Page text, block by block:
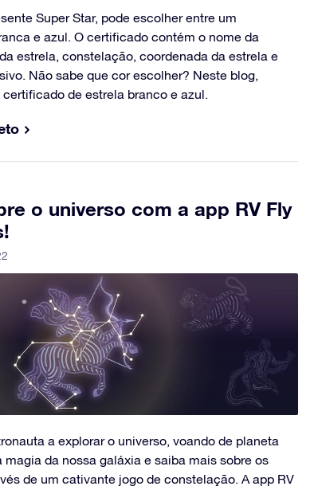
Super Star, pode escolher entre um
e azul. O certificado contém o nome da
estrela, constelação, coordenada da estrela e
Não sabe que cor escolher? Neste blog,
de estrela branco e azul.
o universo com a app RV Fly
a explorar o universo, voando de planeta
magia da nossa galáxia e saiba mais sobre os
de um cativante jogo de constelação. A app RV